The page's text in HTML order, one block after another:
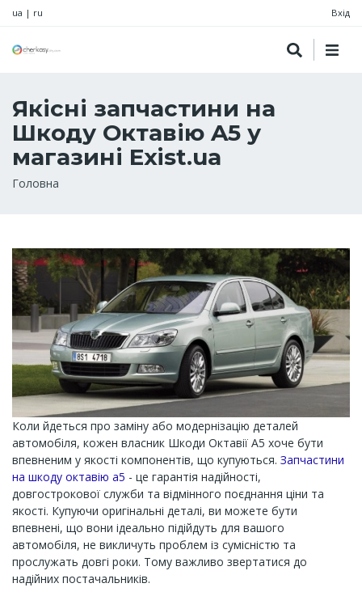
ua | ru Вхід
Якісні запчастини на
Шкоду Октавію A5 у
магазині Exist.ua
Рядок
Головна
Коли йдеться про заміну або модернізацію деталей
автомобіля, кожен власник Шкоди Октавії A5 хоче бути
впевненим у якості компонентів, що купуються. Запчастини
на шкоду октавію а5 - це гарантія надійності,
довгострокової служби та відмінного поєднання ціни та
якості. Купуючи оригінальні деталі, ви можете бути
впевнені, що вони ідеально підійдуть для вашого
автомобіля, не викличуть проблем із сумісністю та
прослужать довгі роки. Тому важливо звертатися до
надійних постачальників.